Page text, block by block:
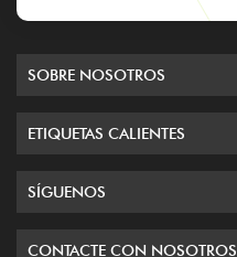
SOBRE NOSOTROS
ETIQUETAS CALIENTES
SÍGUENOS
CONTACTE CON NOSOTROS